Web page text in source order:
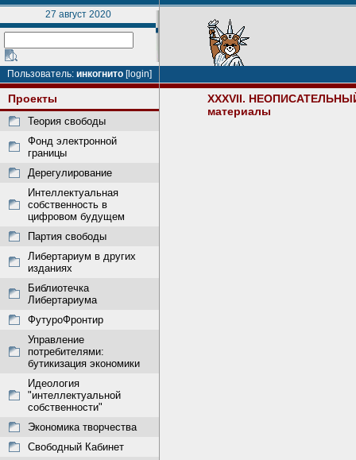
27 август 2020
Пользователь: инкогнито [login]
Проекты
Теория свободы
Фонд электронной
границы
Дерегулирование
Интеллектуальная
собственность в
цифровом будущем
Партия свободы
Либертариум в других
изданиях
Библиотечка
Либертариума
ФутуроФронтир
Управление
потребителями:
бутикизация экономики
Идеология
"интеллектуальной
собственности"
Экономика творчества
Свободный Кабинет
XXXVII.
материалы